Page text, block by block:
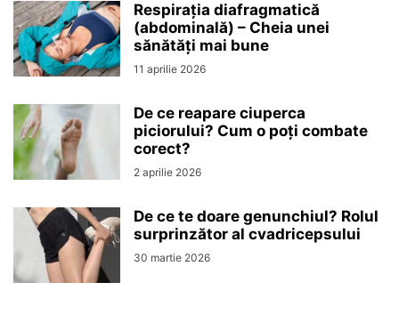
Respirația diafragmatică
(abdominală) – Cheia unei
sănătăți mai bune
11 aprilie 2026
De ce reapare ciuperca
piciorului? Cum o poți combate
corect?
2 aprilie 2026
De ce te doare genunchiul? Rolul
surprinzător al cvadricepsului
30 martie 2026